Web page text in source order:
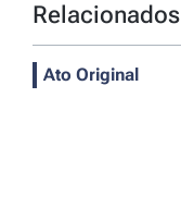
Relacionados
Ato Original